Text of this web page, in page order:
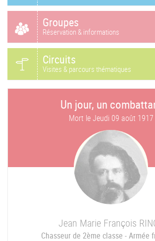
Groupes
Réservation & informations
Circuits
Visites & parcours thématiques
Un jour, un
Mort leJeudi 09 août 1917
Jean Marie François
Chasseur de 2ème classe - Armée